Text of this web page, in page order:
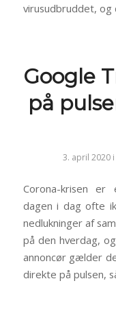
virusudbruddet,
Google
på
3. april 2020 i
Corona-krisen
dagen i dag ofte
nedlukninger af
på den hverdag,
annoncør gælder
direkte på pulsen,